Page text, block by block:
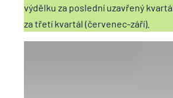
výdělku za poslední uzavřený
za třetí kvartál (červenec-září).